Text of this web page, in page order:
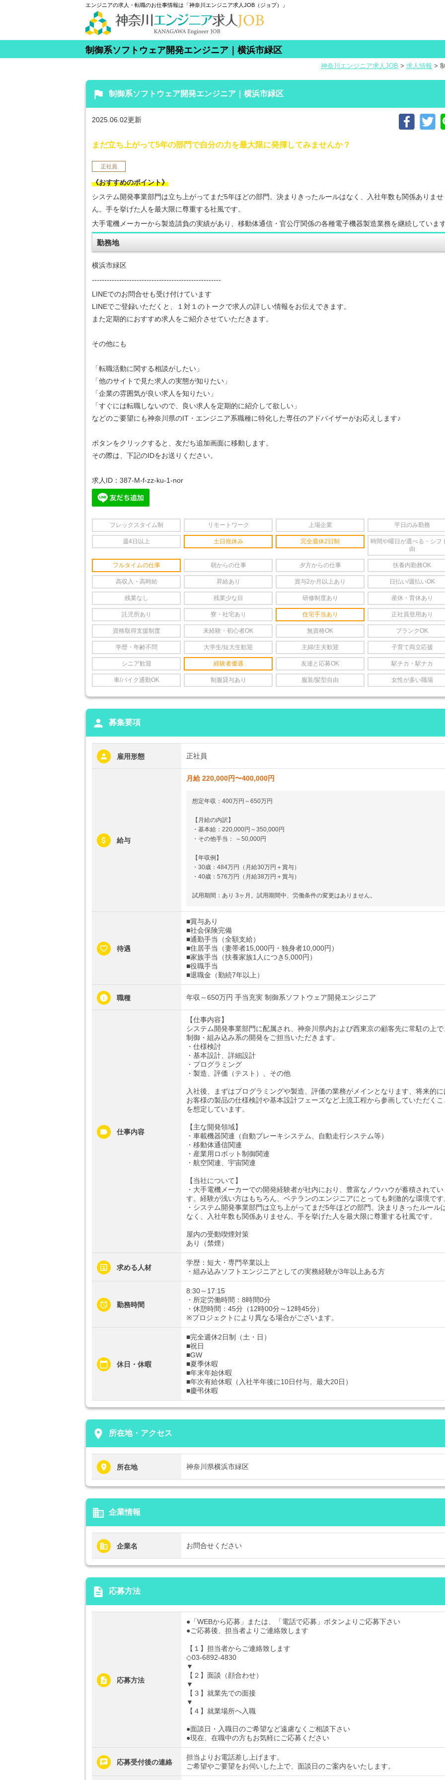
エンジニアの求人・転職のお仕事情報は「神奈川エンジニア求人JOB（ジョブ）」
制御系ソフトウェア開発エンジニア｜横浜市緑区
神奈川エンジニア求人JOB > 求人情報 >
flag 制御系ソフトウェア開発エンジニア｜横浜市緑区
2025.06.02更新
まだ立ち上がって5年の部門で自分の力を最大限に発揮してみませんか？
正社員
《おすすめのポイント》
システム開発事業部門は立ち上がってまだ5年ほどの部門。決まりきったルールはなく、入社年数も関係ありませ
ん。手を挙げた人を最大限に尊重する社風です。
大手電機メーカーから製造請負の実績があり、移動体通信・官公庁関係の各種電子機器製造業務を継続していま
勤務地
横浜市緑区
----------------------------------------------------
LINEでのお問合せも受け付けています
LINEでご登録いただくと、１対１のトークで求人の詳しい情報をお伝えできます。
また定期的におすすめ求人をご紹介させていただきます。
その他にも
「転職活動に関する相談がしたい」
「他のサイトで見た求人の実態が知りたい」
「企業の雰囲気が良い求人を知りたい」
「すぐには転職しないので、良い求人を定期的に紹介して欲しい」
などのご要望にも神奈川県のIT・エンジニア系職種に特化した専任のアドバイザーがお応えします♪
ボタンをクリックすると、友だち追加画面に移動します。
その際は、下記のIDをお送りください。
求人ID：387-M-f-zz-ku-1-nor
フレックスタイム制 リモートワーク 上場企業 平日のみ勤務
週4日以上 土日祝休み 完全週休2日制
時間や曜日が選べる・シフ
由
フルタイムの仕事 朝からの仕事 夕方からの仕事 扶養内勤務OK
高収入・高時給 昇給あり 賞与2か月以上あり 日払い/週払いOK
残業なし 残業少な目 研修制度あり 産休・育休あり
託児所あり 寮・社宅あり 住宅手当あり 正社員登用あり
資格取得支援制度 未経験・初心者OK 無資格OK ブランクOK
学歴・年齢不問 大学生/短大生歓迎 主婦/主夫歓迎 子育て両立応援
シニア歓迎 経験者優遇 友達と応募OK 駅チカ・駅ナカ
車/バイク通勤OK 制服貸与あり 服装/髪型自由 女性が多い職場
person 募集要項
雇用形態 正社員
給与
月給 220,000円〜400,000円
想定年収：400万円～650万円
【月給の内訳】
・基本給：220,000円～350,000円
・その他手当： ～50,000円
【年収例】
・30歳：484万円（月給30万円＋賞与）
・40歳：576万円（月給38万円＋賞与）
試用期間：あり 3ヶ月。試用期間中、労働条件の変更はありません。
待遇
■賞与あり
■社会保険完備
■通勤手当（全額支給）
■住居手当（妻帯者15,000円・独身者10,000円）
■家族手当（扶養家族1人につき5,000円）
■役職手当
■退職金（勤続7年以上）
職種 年収～650万円 手当充実 制御系ソフトウェア開発エンジニア
仕事内容
【仕事内容】
システム開発事業部門に配属され、神奈川県内および西東京の顧客先に常駐の上で
制御・組み込み系の開発をご担当いただきます。
・仕様検討
・基本設計、詳細設計
・プログラミング
・製造、評価（テスト）、その他
入社後、まずはプログラミングや製造、評価の業務がメインとなります、将来的に
お客様の製品の仕様検討や基本設計フェーズなど上流工程から参画していただくこ
を想定しています。
【主な開発領域】
・車載機器関連（自動ブレーキシステム、自動走行システム等）
・移動体通信関連
・産業用ロボット制御関連
・航空関連、宇宙関連
【当社について】
・大手電機メーカーでの開発経験者が社内におり、豊富なノウハウが蓄積されてい
す。経験が浅い方はもちろん、ベテランのエンジニアにとっても刺激的な環境です
・システム開発事業部門は立ち上がってまだ5年ほどの部門。決まりきったルール
なく、入社年数も関係ありません。手を挙げた人を最大限に尊重する社風です。
屋内の受動喫煙対策
あり（禁煙）
求める人材
学歴：短大・専門卒業以上
・組み込みソフトエンジニアとしての実務経験が3年以上ある方
勤務時間
8:30～17:15
・所定労働時間：8時間0分
・休憩時間：45分（12時00分～12時45分）
※プロジェクトにより異なる場合がございます。
休日・休暇
■完全週休2日制（土・日）
■祝日
■GW
■夏季休暇
■年末年始休暇
■年次有給休暇（入社半年後に10日付与。最大20日）
■慶弔休暇
place 所在地・アクセス
所在地 神奈川県横浜市緑区
business 企業情報
企業名 お問合せください
description 応募方法
応募方法
●「WEBから応募」または、「電話で応募」ボタンよりご応募下さい
●ご応募後、担当者よりご連絡致します
【１】担当者からご連絡致します
◇03-6892-4830
▼
【２】面談（顔合わせ）
▼
【３】就業先での面接
▼
【４】就業場所へ入職
●面談日・入職日のご希望など遠慮なくご相談下さい
●現在、在職中の方もお気軽にご応募ください
応募受付後の連絡
担当よりお電話差し上げます。
ご希望やご要望をお伺いした上で、面談日のご案内をいたします。